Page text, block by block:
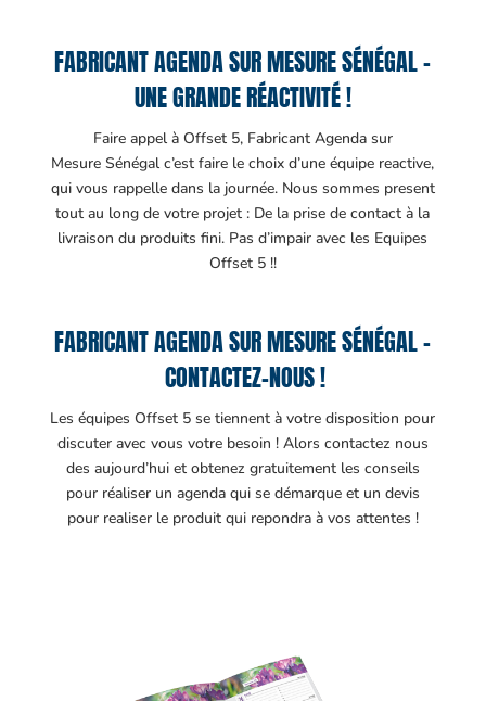
FABRICANT AGENDA SUR MESURE SÉNÉGAL –
UNE GRANDE RÉACTIVITÉ !
Faire appel à Offset 5, Fabricant Agenda sur
Mesure Sénégal c’est faire le choix d’une équipe reactive,
qui vous rappelle dans la journée. Nous sommes present
tout au long de votre projet : De la prise de contact à la
livraison du produits fini. Pas d’impair avec les Equipes
Offset 5 !!
FABRICANT AGENDA SUR MESURE SÉNÉGAL –
CONTACTEZ-NOUS !
Les équipes Offset 5 se tiennent à votre disposition pour
discuter avec vous votre besoin ! Alors contactez nous
des aujourd’hui et obtenez gratuitement les conseils
pour réaliser un agenda qui se démarque et un devis
pour realiser le produit qui repondra à vos attentes !